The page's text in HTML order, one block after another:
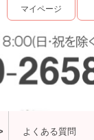
マイページ
よくある質問